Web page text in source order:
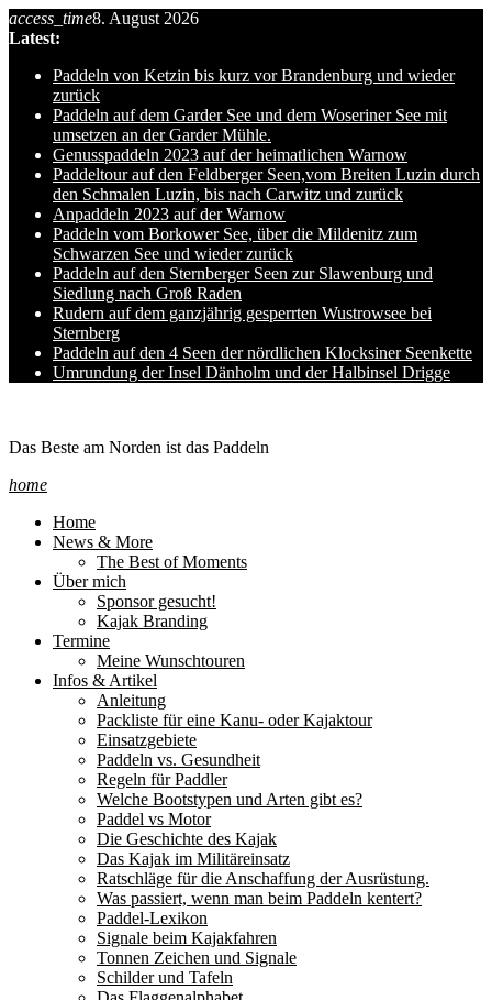
Skip
to
content
access_time8. August 2026
Latest:
Paddeln von Ketzin bis kurz vor Brandenburg und wieder
zurück
Paddeln auf dem Garder See und dem Woseriner See mit
umsetzen an der Garder Mühle.
Genusspaddeln 2023 auf der heimatlichen Warnow
Paddeltour auf den Feldberger Seen,vom Breiten Luzin durch
den Schmalen Luzin, bis nach Carwitz und zurück
Anpaddeln 2023 auf der Warnow
Paddeln vom Borkower See, über die Mildenitz zum
Schwarzen See und wieder zurück
Paddeln auf den Sternberger Seen zur Slawenburg und
Siedlung nach Groß Raden
Rudern auf dem ganzjährig gesperrten Wustrowsee bei
Sternberg
Paddeln auf den 4 Seen der nördlichen Klocksiner Seenkette
Umrundung der Insel Dänholm und der Halbinsel Drigge
Das Beste am Norden ist das Paddeln
home
Home
News & More
The Best of Moments
Über mich
Sponsor gesucht!
Kajak Branding
Termine
Meine Wunschtouren
Infos & Artikel
Anleitung
Packliste für eine Kanu- oder Kajaktour
Einsatzgebiete
Paddeln vs. Gesundheit
Regeln für Paddler
Welche Bootstypen und Arten gibt es?
Paddel vs Motor
Die Geschichte des Kajak
Das Kajak im Militäreinsatz
Ratschläge für die Anschaffung der Ausrüstung.
Was passiert, wenn man beim Paddeln kentert?
Paddel-Lexikon
Signale beim Kajakfahren
Tonnen Zeichen und Signale
Schilder und Tafeln